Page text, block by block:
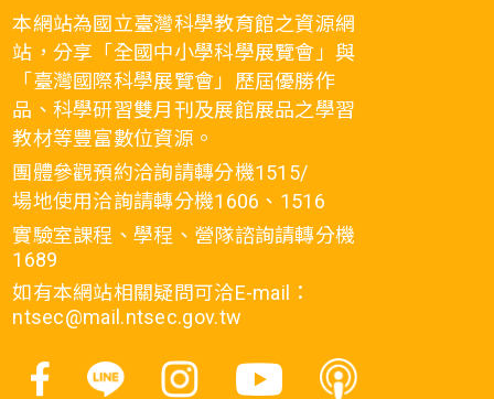
本網站為國立臺灣科學教育館之資源網
站，分享「全國中小學科學展覽會」與
「臺灣國際科學展覽會」歷屆優勝作
品、科學研習雙月刊及展館展品之學習
教材等豐富數位資源。
團體參觀預約洽詢請轉分機1515/
場地使用洽詢請轉分機1606、1516
實驗室課程、學程、營隊諮詢請轉分機
1689
如有本網站相關疑問可洽E-mail：
ntsec@mail.ntsec.gov.tw